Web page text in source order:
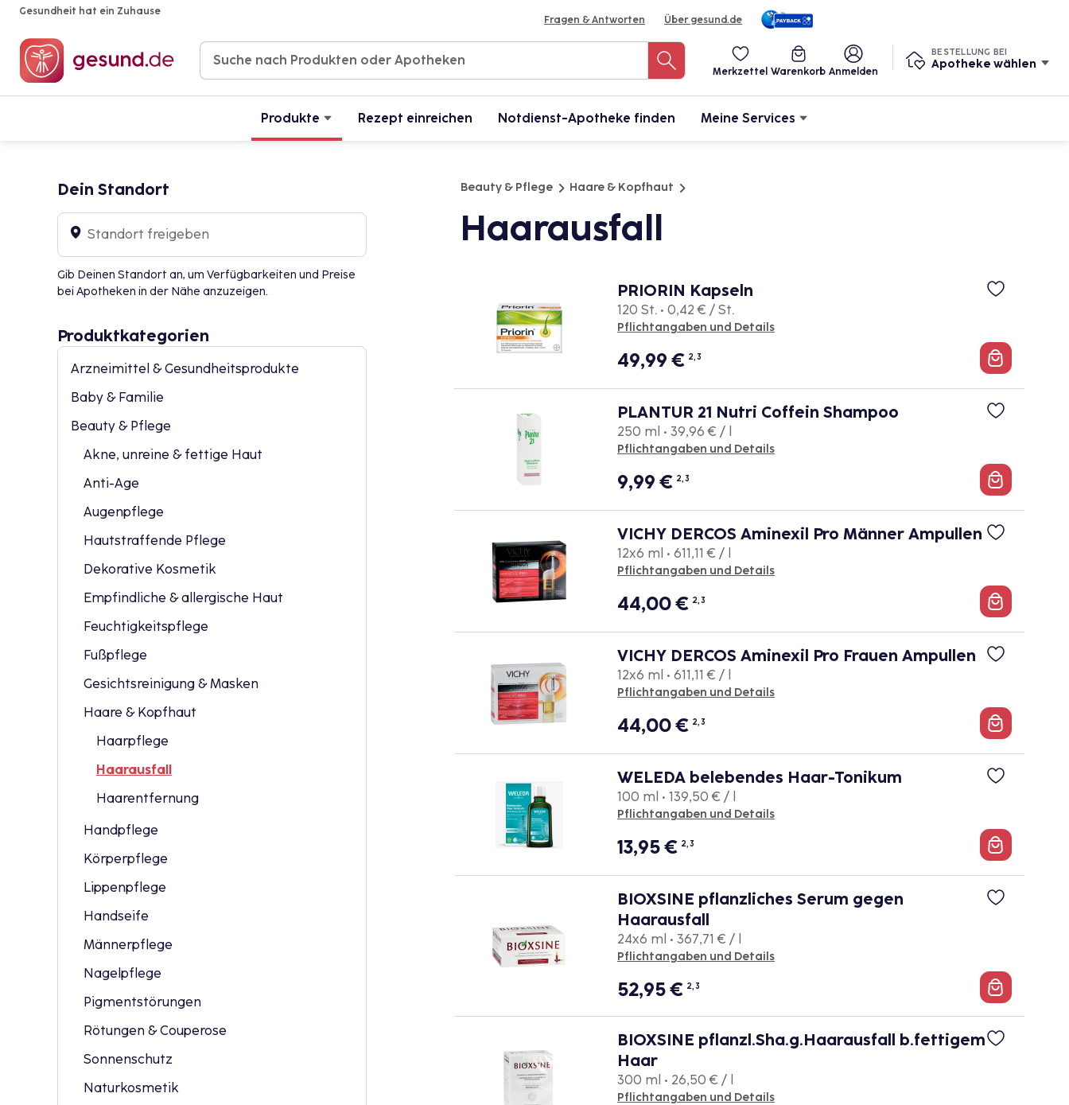
Gesundheit hat ein Zuhause
Fragen & Antworten Über gesund.de
Merkzettel Warenkorb Anmelden
BESTELLUNG BEI
Apotheke wählen
Produkte Rezept einreichen Notdienst-Apotheke finden Meine Services
Dein Standort
Standort freigeben
Gib Deinen Standort an, um Verfügbarkeiten und Preise
bei Apotheken in der Nähe anzuzeigen.
Produktkategorien
Arzneimittel & Gesundheitsprodukte
Baby & Familie
Beauty & Pflege
Akne, unreine & fettige Haut
Anti-Age
Augenpflege
Hautstraffende Pflege
Dekorative Kosmetik
Empfindliche & allergische Haut
Feuchtigkeitspflege
Fußpflege
Gesichtsreinigung & Masken
Haare & Kopfhaut
Haarpflege
Haarausfall
Haarentfernung
Handpflege
Körperpflege
Lippenpflege
Handseife
Männerpflege
Nagelpflege
Pigmentstörungen
Rötungen & Couperose
Sonnenschutz
Naturkosmetik
Beauty & Pflege Haare & Kopfhaut
Haarausfall
PRIORIN Kapseln
120 St. • 0,42 € / St.
Pflichtangaben und Details
49,99€ 2, 3
PLANTUR 21 Nutri Coffein Shampoo
250 ml • 39,96 € / l
Pflichtangaben und Details
9,99€ 2, 3
VICHY DERCOS Aminexil Pro Männer Ampullen
12x6 ml • 611,11 € / l
Pflichtangaben und Details
44,00€ 2, 3
VICHY DERCOS Aminexil Pro Frauen Ampullen
12x6 ml • 611,11 € / l
Pflichtangaben und Details
44,00€ 2, 3
WELEDA belebendes Haar-Tonikum
100 ml • 139,50 € / l
Pflichtangaben und Details
13,95€ 2, 3
BIOXSINE pflanzliches Serum gegen
Haarausfall
24x6 ml • 367,71 € / l
Pflichtangaben und Details
52,95€ 2, 3
BIOXSINE pflanzl.Sha.g.Haarausfall b.fettigem
Haar
300 ml • 26,50 € / l
Pflichtangaben und Details